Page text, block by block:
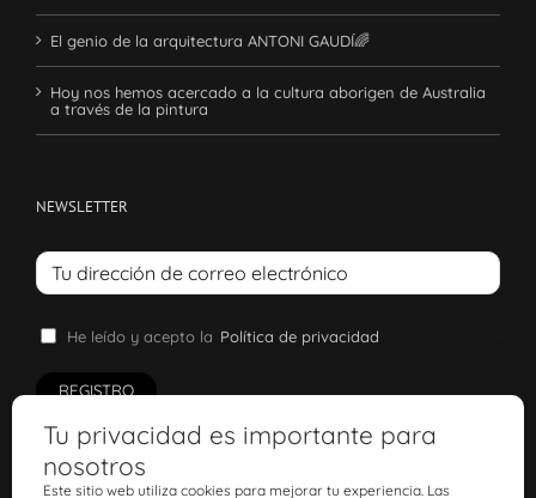
El genio de la arquitectura ANTONI GAUDÍ🌈
Hoy nos hemos acercado a la cultura aborigen de Australia
a través de la pintura
NEWSLETTER
He leído y acepto la Política de privacidad
Tu privacidad es importante para
nosotros
Este sitio web utiliza cookies para mejorar tu experiencia. Las